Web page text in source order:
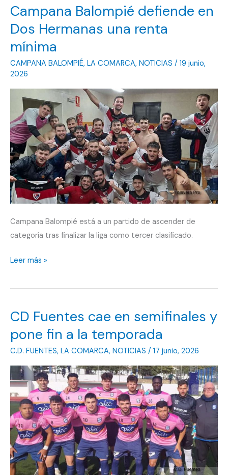
la
Segunda
Campana Balompié defiende en
Dos Hermanas una renta
mínima
CAMPANA BALOMPIÉ, LA COMARCA, NOTICIAS / 19 junio,
2026
Campana Balompié está a un partido de ascender de
categoría tras finalizar la liga como tercer clasificado.
Campana
defiende
Dos
una
renta
mínima
Leer más »
CD Fuentes cae en semifinales y
pone fin a la temporada
C.D. FUENTES, LA COMARCA, NOTICIAS / 17 junio, 2026